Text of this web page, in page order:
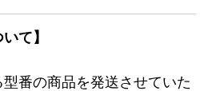
て】
番の商品を発送させていた